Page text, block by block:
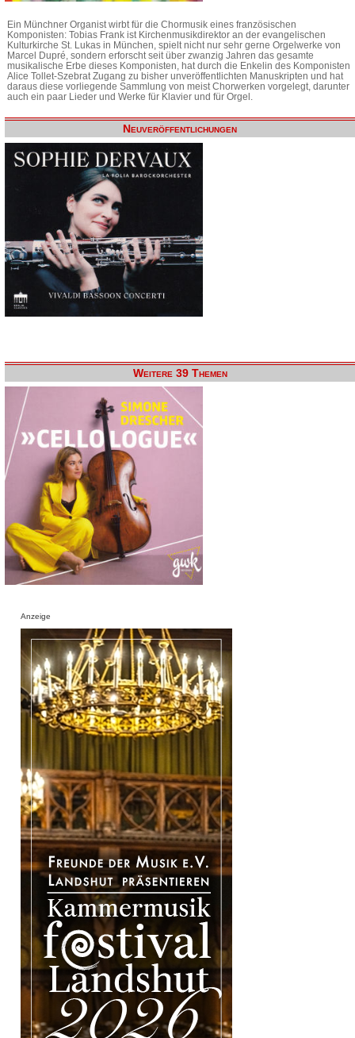
Ein Münchner Organist wirbt für die Chormusik eines französischen
Komponisten: Tobias Frank ist Kirchenmusikdirektor an der evangelischen
Kulturkirche St. Lukas in München, spielt nicht nur sehr gerne Orgelwerke von
Marcel Dupré, sondern erforscht seit über zwanzig Jahren das gesamte
musikalische Erbe dieses Komponisten, hat durch die Enkelin des Komponisten
Alice Tollet-Szebrat Zugang zu bisher unveröffentlichten Manuskripten und hat
daraus diese vorliegende Sammlung von meist Chorwerken vorgelegt, darunter
auch ein paar Lieder und Werke für Klavier und für Orgel.
Neuveröffentlichungen
Weitere 39 Themen
Anzeige